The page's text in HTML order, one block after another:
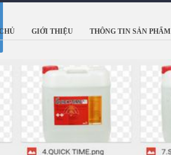
GIỚI THIỆU THÔNG TIN SẢN PHẨM